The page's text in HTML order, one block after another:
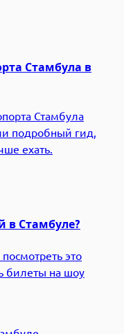
Стамбула в
Стамбула
подробный гид,
ехать.
в Стамбуле?
это
билеты на шоу